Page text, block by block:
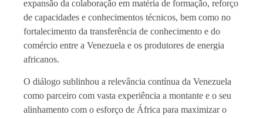
expansão da colaboração em matéria de formação, reforço
de capacidades e conhecimentos técnicos, bem como no
fortalecimento da transferência de conhecimento e do
comércio entre a Venezuela e os produtores de energia
africanos.
O diálogo sublinhou a relevância contínua da Venezuela
como parceiro com vasta experiência a montante e o seu
alinhamento com o esforço de África para maximizar o